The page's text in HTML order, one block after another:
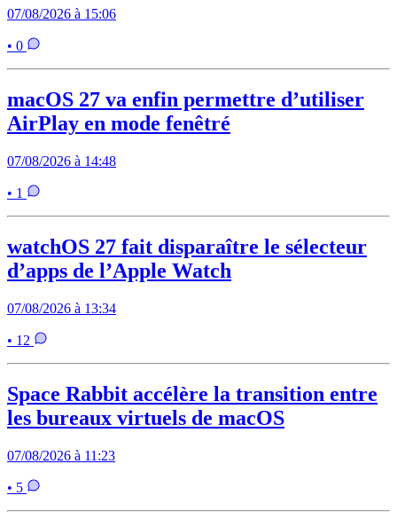
07/08/2026 à 15:06
• 0
macOS 27 va enfin permettre d’utiliser
AirPlay en mode fenêtré
07/08/2026 à 14:48
• 1
watchOS 27 fait disparaître le sélecteur
d’apps de l’Apple Watch
07/08/2026 à 13:34
• 12
Space Rabbit accélère la transition entre
les bureaux virtuels de macOS
07/08/2026 à 11:23
• 5